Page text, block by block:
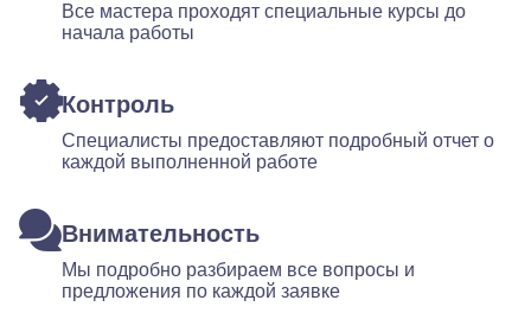
Все мастера проходят специальные курсы до
начала работы
Контроль
Специалисты предоставляют подробный отчет о
каждой выполненной работе
Внимательность
Мы подробно разбираем все вопросы и
предложения по каждой заявке